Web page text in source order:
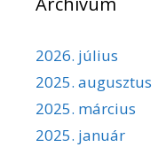
2026. július
2025. augusztus
2025. március
2025. január